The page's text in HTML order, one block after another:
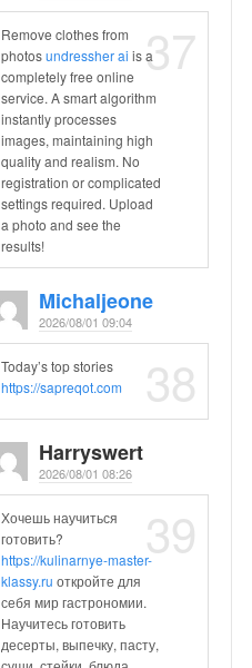
37
Remove clothes from
photosundressher ai is a
completely free online
service. A smart algorithm
instantly processes
images, maintaining high
quality and realism. No
registration or complicated
settings required. Upload
a photo and see the
results!
Michaljeone
2026/08/01 09:04
38
Today’s top stories
https://sapreqot.com
Harryswert
2026/08/01 08:26
39
Хочешь научиться
готовить?
https://kulinarnye-master-
klassy.ru откройте для
себя мир гастрономии.
Научитесь готовить
десерты, выпечку, пасту,